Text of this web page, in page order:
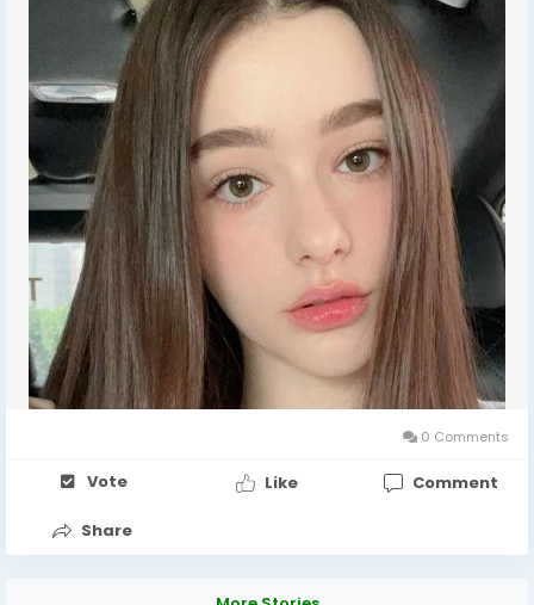
0 Comments
Vote Like Comment
Share